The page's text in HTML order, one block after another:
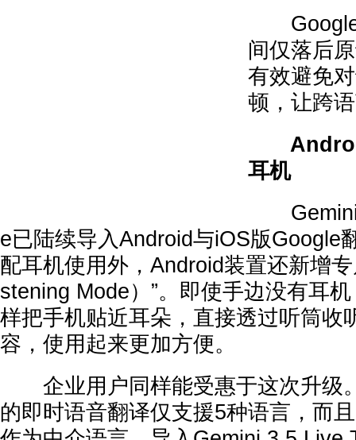
Google
间仅落后
有效避免
顿，让跨
耳机
Gemini
e已陆续导入Android与iOS版Google
配耳机使用外，Android装置还新增
stening Mode）”。即使手边没有耳
样把手机贴近耳朵，直接透过听筒收
容，使用起来更加方便。
企业用户同样能受惠于这次升级
的即时语音翻译仅支援5种语言，而